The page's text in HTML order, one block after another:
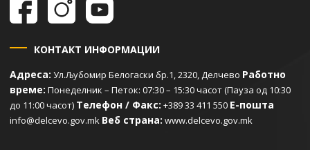
КОНТАКТ ИНФОРМАЦИИ
Адреса: Ул.Љубомир Белогаски бр.1, 2320, Делчево Работно
време: Понеделник – Петок: 07:30 – 15:30 часот (Пауза од 10:30
до 11:00 часот) Телефон / Факс: +389 33 411 550 Е-пошта
info@delcevo.gov.mk Веб страна: www.delcevo.gov.mk